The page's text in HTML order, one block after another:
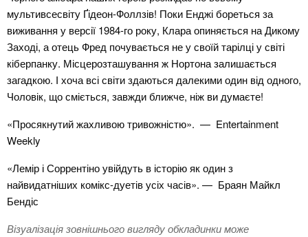
мультивсесвіту Ґідеон-­Фоллзів! Поки Енджі бореться за
виживання у версії 1984-го року, Клара опиняється на Дикому
Заході, а отець Фред почувається не у своїй тарілці у світі
кіберпанку. Місцерозташування ж Нортона залишається
загадкою. І хоча всі світи здаються далекими один від одного,
Чоловік, що сміється, завжди ближче, ніж ви думаєте!
«Просякнутий жахливою тривожністю». — Entertainment
Weekly
«Лемір і Соррентіно увійдуть в історію як один з
найвидатніших комікс-дуетів усіх часів». — Браян Майкл
Бендіс
Візуалізація зовнішнього вигляду обкладинки може